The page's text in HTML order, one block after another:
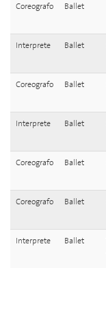
Coreografo Ballet
Interprete Ballet
Coreografo Ballet
Interprete Ballet
Coreografo Ballet
Coreografo Ballet
Interprete Ballet